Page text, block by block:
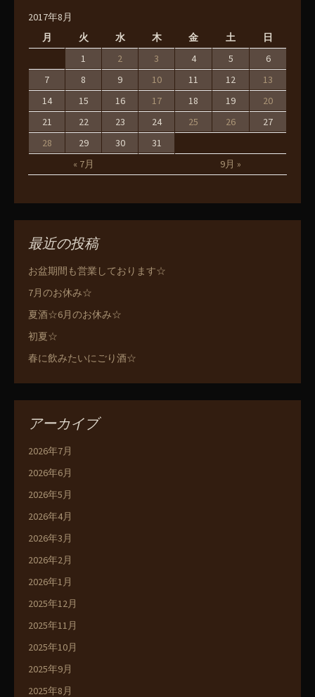
2017年8月
月
火 水 木 金 土 日
« 7月 9月 »
1 2 3 4 5
6
7
8 9 10 11 12
13
14
15 16 17 18 19
20
21
22 23 24 25 26
27
28
29 30 31
最近の投稿
お盆期間も営業しております☆
7月のお休み☆
夏酒☆6月のお休み☆
初夏☆
春に飲みたいにごり酒☆
アーカイブ
2026年7月
2026年6月
2026年5月
2026年4月
2026年3月
2026年2月
2026年1月
2025年12月
2025年11月
2025年10月
2025年9月
2025年8月